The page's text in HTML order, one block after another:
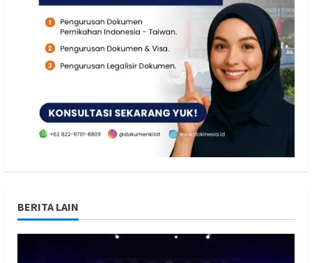
BERITA LAIN